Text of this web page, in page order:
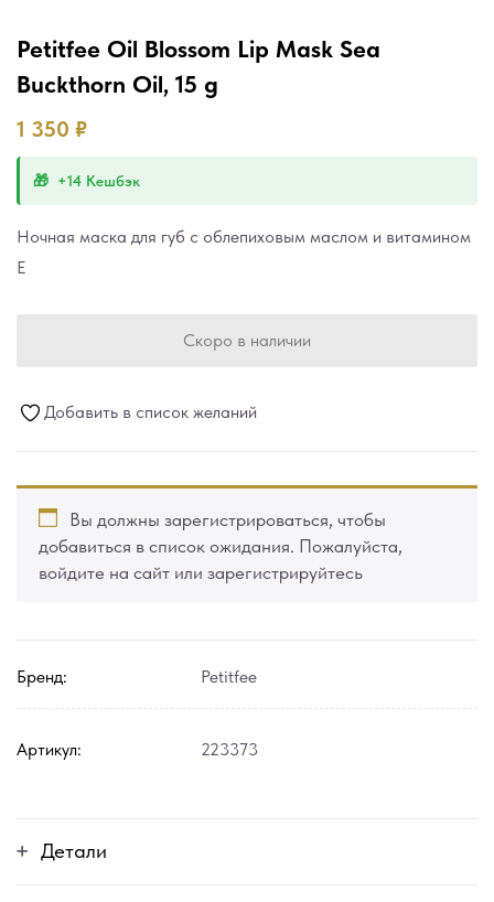
Petitfee Oil Blossom Lip Mask Sea
Buckthorn Oil, 15 g
1 350 ₽
+14 Кешбэк
Ночная маска для губ с облепиховым маслом и витамином
Е
Скоро в наличии
Добавить в список желаний
Вы должны зарегистрироваться, чтобы
добавиться в список ожидания. Пожалуйста,
войдите на сайт или зарегистрируйтесь
Бренд: Petitfee
Артикул: 223373
Детали